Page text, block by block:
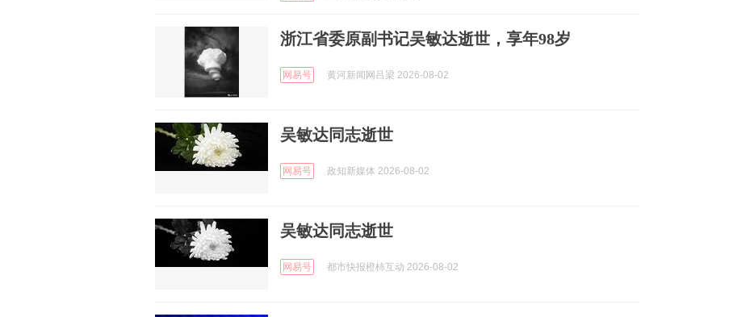
浙江省委原副书记吴敏达逝世，享年98岁
网易号 黄河新闻网吕梁 2026-08-02
吴敏达同志逝世
网易号 政知新媒体 2026-08-02
吴敏达同志逝世
网易号 都市快报橙柿互动 2026-08-02